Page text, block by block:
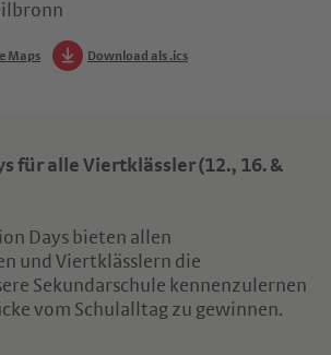
Maps Download als .ics
für alle Viertklässler (12., 16. &
Days bieten allen
und Viertklässlern die
Sekundarschule kennenzulernen
vom Schulalltag zu gewinnen.